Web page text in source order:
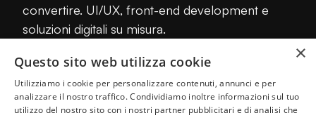
convertire. UI/UX, front-end development e
soluzioni digitali su misura.
IT01992320935 -Pr vac y Polic y-Co okie
×
Questo sito web utilizza cookie
Utilizziamo i cookie per personalizzare contenuti, annunci e per
analizzare il nostro traffico. Condividiamo inoltre informazioni sul tuo
utilizzo del nostro sito con i nostri partner pubblicitari e di analisi che